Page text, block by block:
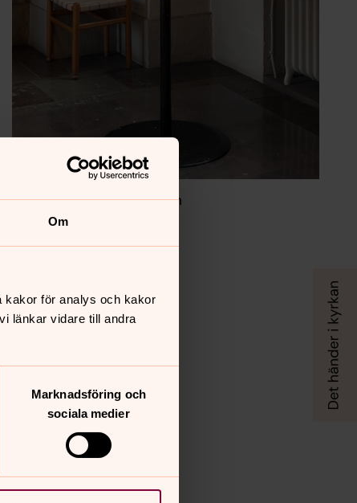
Om
kakor för analys och kakor
länkar vidare till andra
Marknadsföring och
sociala medier
Foto: Anna Johanna Blom